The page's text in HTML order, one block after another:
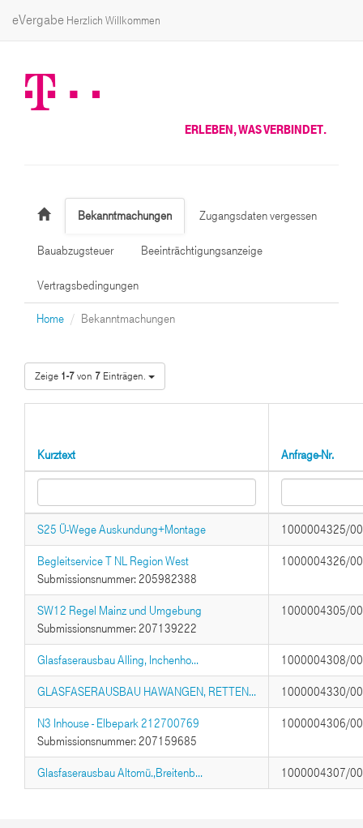
eVergabe Herzlich Willkommen
ERLEBEN, WAS VERBINDET.
Bekanntmachungen Zugangsdaten vergessen
Bauabzugsteuer Beeinträchtigungsanzeige
Vertragsbedingungen
Home Bekanntmachungen
Zeige 1-7von 7 Einträgen.
Kurztext Anfrage-Nr.
S25 Ü-Wege Auskundung+Montage 1000004325/
Begleitservice T NL Region West
Submissionsnummer: 205982388
1000004326/
SW12 Regel Mainz und Umgebung
Submissionsnummer: 207139222
1000004305/
Glasfaserausbau Alling, Inchenho... 1000004308/
GLASFASERAUSBAU HAWANGEN, RETTEN... 1000004330/
N3 Inhouse - Elbepark 212700769
Submissionsnummer: 207159685
1000004306/
Glasfaserausbau Altomü.,Breitenb... 1000004307/